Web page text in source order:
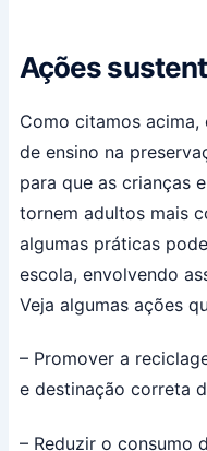
Ações
Como citamos
de ensino na
para que as crianças
tornem adultos mais
algumas práticas
escola, envolvendo
Veja algumas ações
– Promover a
e destinação correta
– Reduzir o consumo